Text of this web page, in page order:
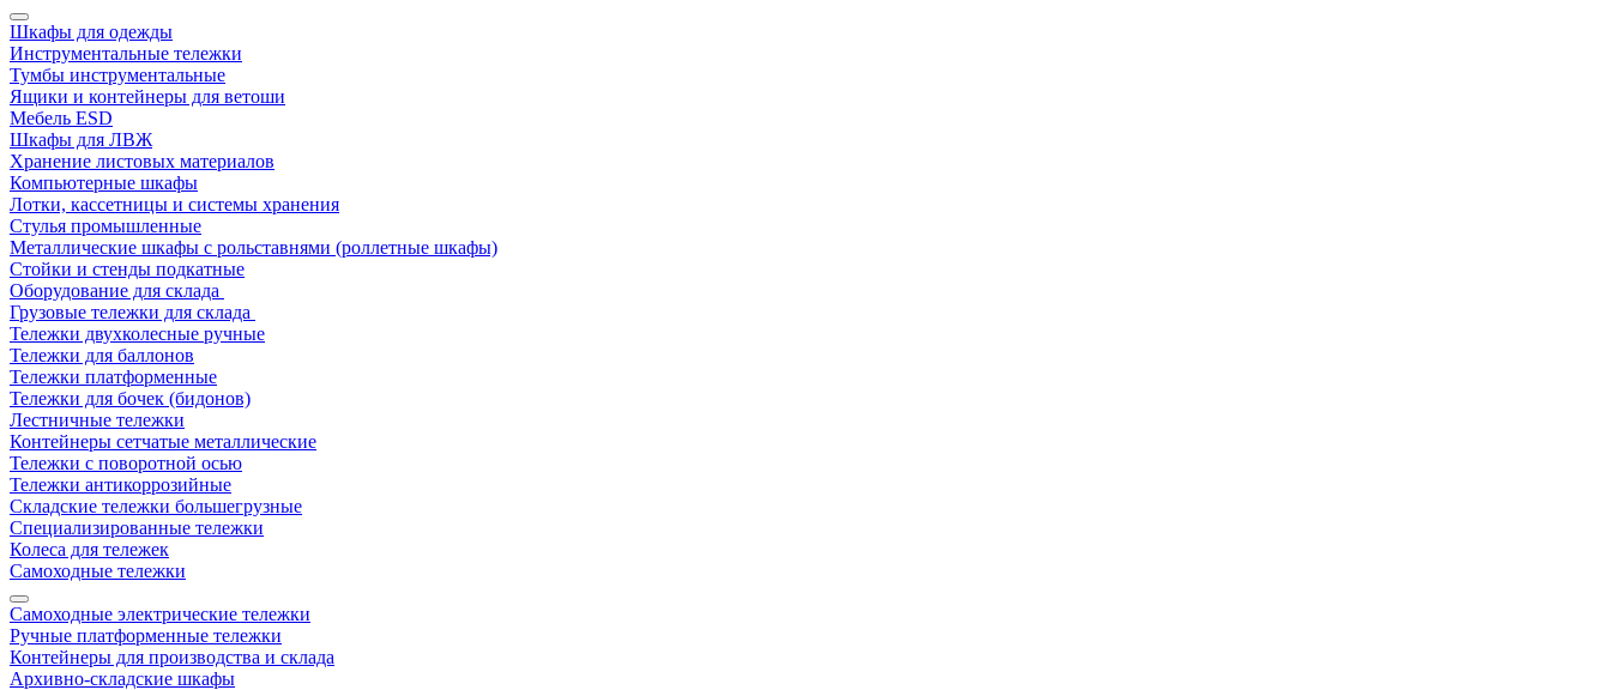
Шкафы для одежды
Инструментальные тележки
Тумбы инструментальные
Ящики и контейнеры для ветоши
Мебель ESD
Шкафы для ЛВЖ
Хранение листовых материалов
Компьютерные шкафы
Лотки, кассетницы и системы хранения
Стулья промышленные
Металлические шкафы с рольставнями (роллетные шкафы)
Стойки и стенды подкатные
Оборудование для склада
Грузовые тележки для склада
Тележки двухколесные ручные
Тележки для баллонов
Тележки платформенные
Тележки для бочек (бидонов)
Лестничные тележки
Контейнеры сетчатые металлические
Тележки с поворотной осью
Тележки антикоррозийные
Складские тележки большегрузные
Специализированные тележки
Колеса для тележек
Самоходные тележки
Самоходные электрические тележки
Ручные платформенные тележки
Контейнеры для производства и склада
Архивно-складские шкафы